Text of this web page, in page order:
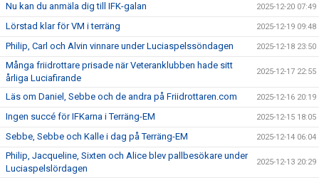
Nu kan du anmäla dig till IFK-galan 2025-12-20 07:49
Lörstad klar för VM i terräng 2025-12-19 09:48
Philip, Carl och Alvin vinnare under Luciaspelssöndagen 2025-12-18 23:50
Många friidrottare prisade när Veteranklubben hade sitt
årliga Luciafirande
2025-12-17 22:55
Läs om Daniel, Sebbe och de andra på Friidrottaren.com 2025-12-16 20:19
Ingen succé för IFKarna i Terräng-EM 2025-12-15 18:05
Sebbe, Sebbe och Kalle i dag på Terräng-EM 2025-12-14 06:04
Philip, Jacqueline, Sixten och Alice blev pallbesökare under
Luciaspelslördagen
2025-12-13 20:29